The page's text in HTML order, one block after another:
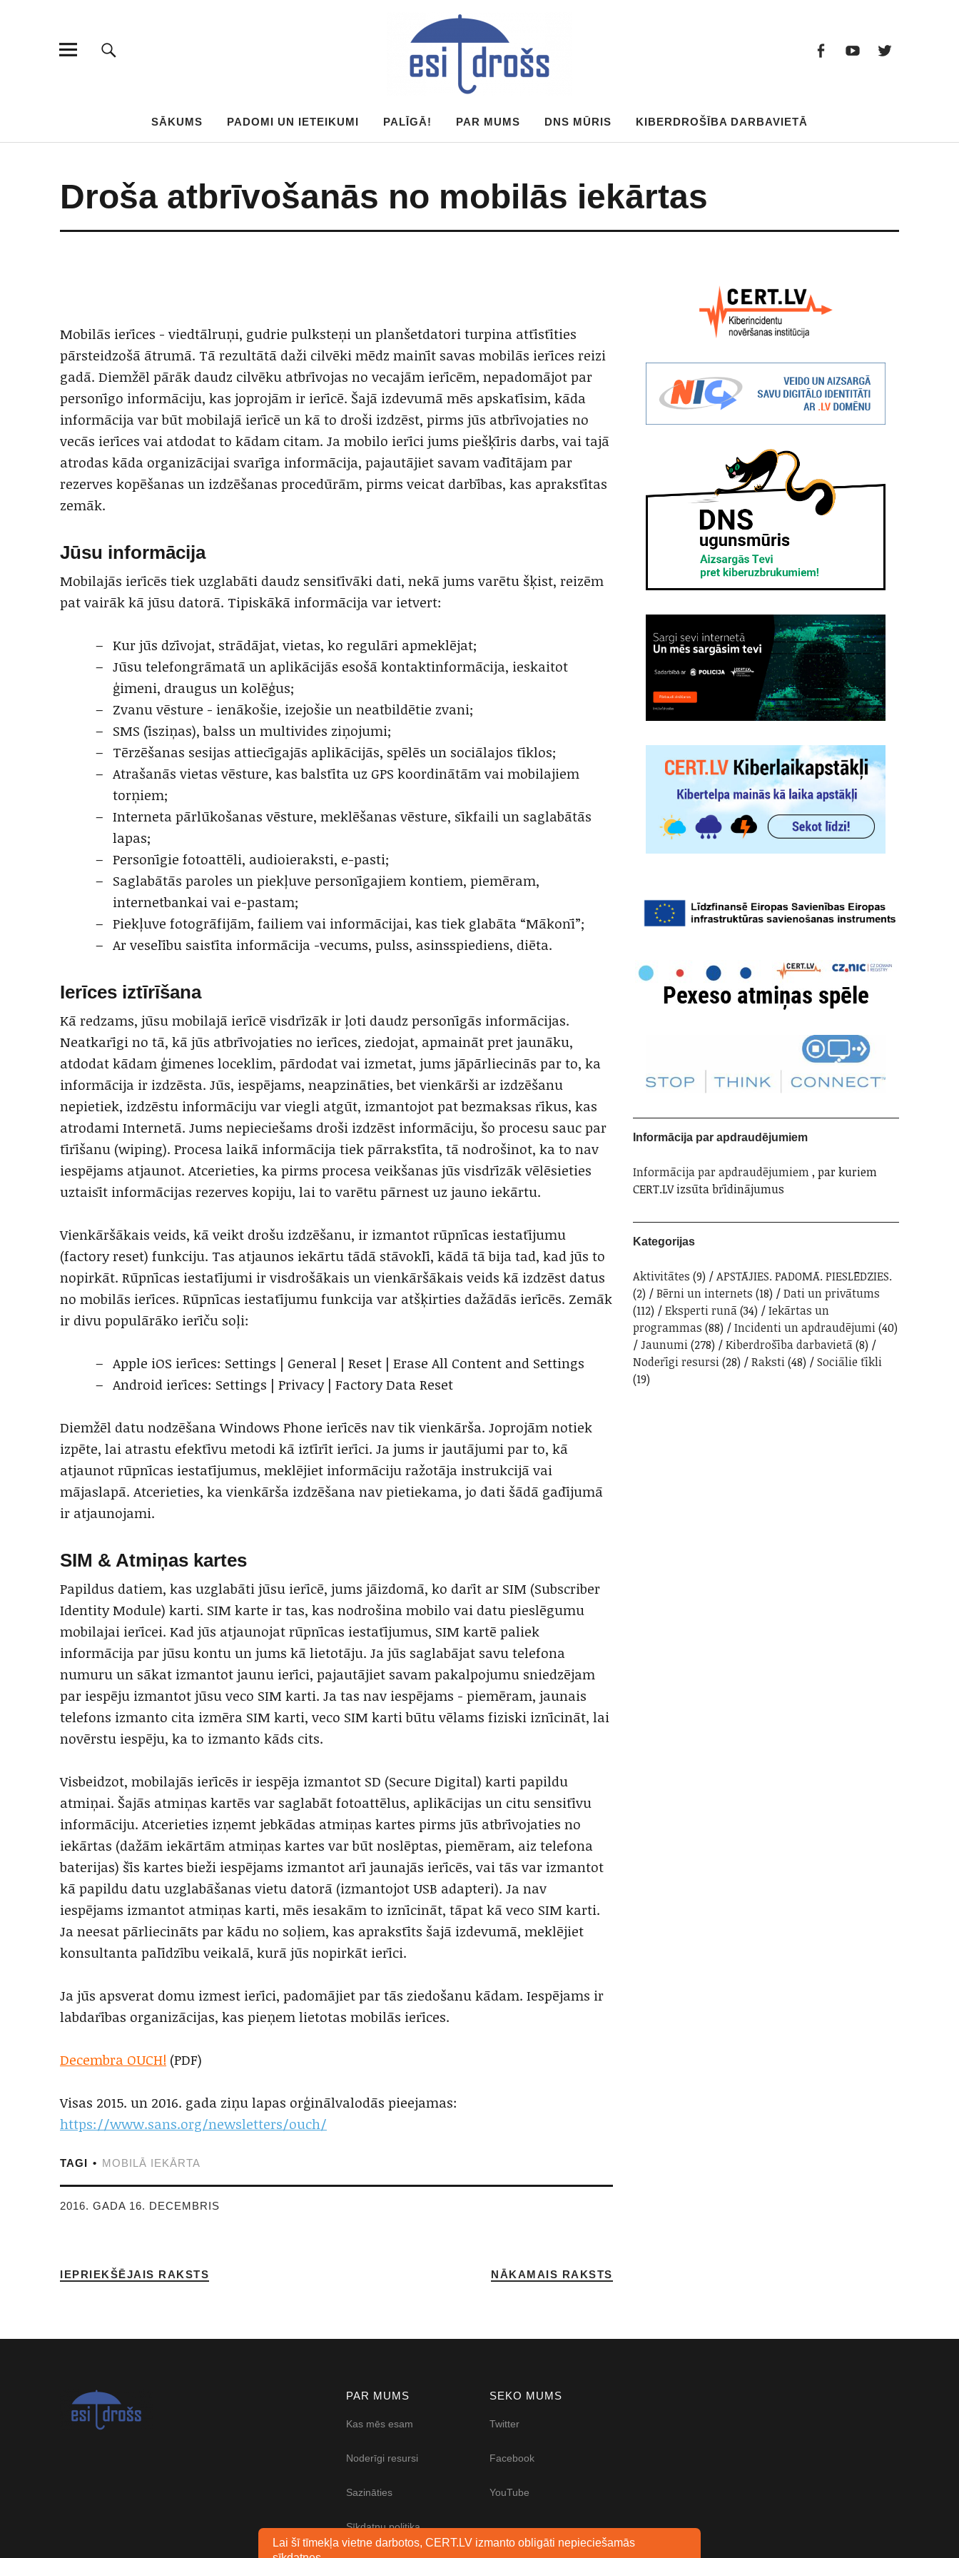
SĀKUMS PADOMI UN IETEIKUMI PALĪGĀ! PAR MUMS DNS MŪRIS KIBERDROŠĪBA DARBAVIETĀ
Droša atbrīvošanās no mobilās iekārtas
Mobilās ierīces - viedtālruņi, gudrie pulksteņi un planšetdatori turpina attīstīties
pārsteidzošā ātrumā. Tā rezultātā daži cilvēki mēdz mainīt savas mobilās ierīces reizi
gadā. Diemžēl pārāk daudz cilvēku atbrīvojas no vecajām ierīcēm, nepadomājot par
personīgo informāciju, kas joprojām ir ierīcē. Šajā izdevumā mēs apskatīsim, kāda
informācija var būt mobilajā ierīcē un kā to droši izdzēst, pirms jūs atbrīvojaties no
vecās ierīces vai atdodat to kādam citam. Ja mobilo ierīci jums piešķīris darbs, vai tajā
atrodas kāda organizācijai svarīga informācija, pajautājiet savam vadītājam par
rezerves kopēšanas un izdzēšanas procedūrām, pirms veicat darbības, kas aprakstītas
zemāk.
Jūsu informācija
Mobilajās ierīcēs tiek uzglabāti daudz sensitīvāki dati, nekā jums varētu šķist, reizēm
pat vairāk kā jūsu datorā. Tipiskākā informācija var ietvert:
Kur jūs dzīvojat, strādājat, vietas, ko regulāri apmeklējat;
Jūsu telefongrāmatā un aplikācijās esošā kontaktinformācija, ieskaitot
ģimeni, draugus un kolēģus;
Zvanu vēsture - ienākošie, izejošie un neatbildētie zvani;
SMS (īsziņas), balss un multivides ziņojumi;
Tērzēšanas sesijas attiecīgajās aplikācijās, spēlēs un sociālajos tīklos;
Atrašanās vietas vēsture, kas balstīta uz GPS koordinātām vai mobilajiem
torņiem;
Interneta pārlūkošanas vēsture, meklēšanas vēsture, sīkfaili un saglabātās
lapas;
Personīgie fotoattēli, audioieraksti, e-pasti;
Saglabātās paroles un piekļuve personīgajiem kontiem, piemēram,
internetbankai vai e-pastam;
Piekļuve fotogrāfijām, failiem vai informācijai, kas tiek glabāta “Mākonī”;
Ar veselību saistīta informācija -vecums, pulss, asinsspiediens, diēta.
Ierīces iztīrīšana
Kā redzams, jūsu mobilajā ierīcē visdrīzāk ir ļoti daudz personīgās informācijas.
Neatkarīgi no tā, kā jūs atbrīvojaties no ierīces, ziedojat, apmaināt pret jaunāku,
atdodat kādam ģimenes loceklim, pārdodat vai izmetat, jums jāpārliecinās par to, ka
informācija ir izdzēsta. Jūs, iespējams, neapzināties, bet vienkārši ar izdzēšanu
nepietiek, izdzēstu informāciju var viegli atgūt, izmantojot pat bezmaksas rīkus, kas
atrodami Internetā. Jums nepieciešams droši izdzēst informāciju, šo procesu sauc par
tīrīšanu (wiping). Procesa laikā informācija tiek pārrakstīta, tā nodrošinot, ka to nav
iespējams atjaunot. Atcerieties, ka pirms procesa veikšanas jūs visdrīzāk vēlēsieties
uztaisīt informācijas rezerves kopiju, lai to varētu pārnest uz jauno iekārtu.
Vienkāršākais veids, kā veikt drošu izdzēšanu, ir izmantot rūpnīcas iestatījumu
(factory reset) funkciju. Tas atjaunos iekārtu tādā stāvoklī, kādā tā bija tad, kad jūs to
nopirkāt. Rūpnīcas iestatījumi ir visdrošākais un vienkāršākais veids kā izdzēst datus
no mobilās ierīces. Rūpnīcas iestatījumu funkcija var atšķirties dažādās ierīcēs. Zemāk
ir divu populārāko ierīču soļi:
Apple iOS ierīces: Settings | General | Reset | Erase All Content and Settings
Android ierīces: Settings | Privacy | Factory Data Reset
Diemžēl datu nodzēšana Windows Phone ierīcēs nav tik vienkārša. Joprojām notiek
izpēte, lai atrastu efektīvu metodi kā iztīrīt ierīci. Ja jums ir jautājumi par to, kā
atjaunot rūpnīcas iestatījumus, meklējiet informāciju ražotāja instrukcijā vai
mājaslapā. Atcerieties, ka vienkārša izdzēšana nav pietiekama, jo dati šādā gadījumā
ir atjaunojami.
SIM & Atmiņas kartes
Papildus datiem, kas uzglabāti jūsu ierīcē, jums jāizdomā, ko darīt ar SIM (Subscriber
Identity Module) karti. SIM karte ir tas, kas nodrošina mobilo vai datu pieslēgumu
mobilajai ierīcei. Kad jūs atjaunojat rūpnīcas iestatījumus, SIM kartē paliek
informācija par jūsu kontu un jums kā lietotāju. Ja jūs saglabājat savu telefona
numuru un sākat izmantot jaunu ierīci, pajautājiet savam pakalpojumu sniedzējam
par iespēju izmantot jūsu veco SIM karti. Ja tas nav iespējams - piemēram, jaunais
telefons izmanto cita izmēra SIM karti, veco SIM karti būtu vēlams fiziski iznīcināt, lai
novērstu iespēju, ka to izmanto kāds cits.
Visbeidzot, mobilajās ierīcēs ir iespēja izmantot SD (Secure Digital) karti papildu
atmiņai. Šajās atmiņas kartēs var saglabāt fotoattēlus, aplikācijas un citu sensitīvu
informāciju. Atcerieties izņemt jebkādas atmiņas kartes pirms jūs atbrīvojaties no
iekārtas (dažām iekārtām atmiņas kartes var būt noslēptas, piemēram, aiz telefona
baterijas) šīs kartes bieži iespējams izmantot arī jaunajās ierīcēs, vai tās var izmantot
kā papildu datu uzglabāšanas vietu datorā (izmantojot USB adapteri). Ja nav
iespējams izmantot atmiņas karti, mēs iesakām to iznīcināt, tāpat kā veco SIM karti.
Ja neesat pārliecināts par kādu no soļiem, kas aprakstīts šajā izdevumā, meklējiet
konsultanta palīdzību veikalā, kurā jūs nopirkāt ierīci.
Ja jūs apsverat domu izmest ierīci, padomājiet par tās ziedošanu kādam. Iespējams ir
labdarības organizācijas, kas pieņem lietotas mobilās ierīces.
Decembra OUCH! (PDF)
Visas 2015. un 2016. gada ziņu lapas orģinālvalodās pieejamas:
https://www.sans.org/newsletters/ouch/
TAGI MOBILĀ IEKĀRTA
2016. GADA 16. DECEMBRIS
IEPRIEKŠĒJAIS RAKSTS NĀKAMAIS RAKSTS
Informācija par apdraudējumiem
Informācija par apdraudējumiem, par kuriem
CERT.LV izsūta brīdinājumus
Kategorijas
Aktivitātes (9)
APSTĀJIES. PADOMĀ. PIESLĒDZIES.
(2)
Bērni un internets (18)
Dati un privātums
(112)
Eksperti runā(34)
Iekārtas un
programmas (88) Incidenti un apdraudējumi(40)
Jaunumi(278) Kiberdrošība darbavietā(8)
Noderīgi resursi(28) Raksti(48)
Sociālie tīkli
(19)
PAR MUMS
Kas mēs esam
Noderīgi resursi
Sazināties
Sīkdatņu politika
SEKO MUMS
Twitter
Facebook
YouTube
Lai šī tīmekļa vietne darbotos, CERT.LV izmanto obligāti nepieciešamās